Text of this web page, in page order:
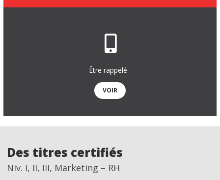
Être rappelé
VOIR
Des titres certifiés
Niv. I, II, III, Marketing – RH